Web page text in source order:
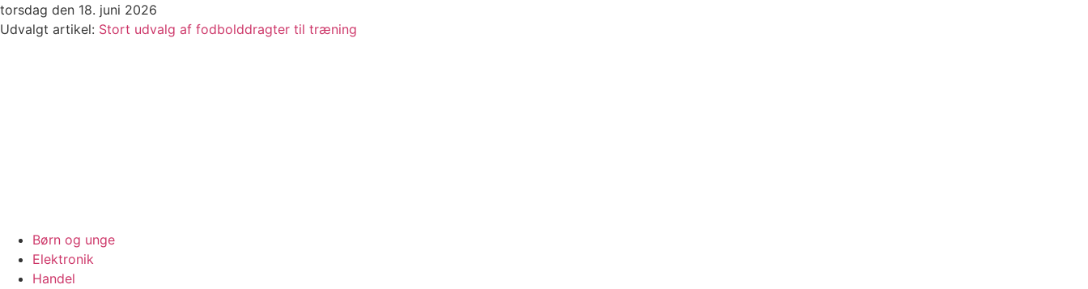
Videre
til
torsdag den 18. juni 2026
Udvalgt artikel: Stort udvalg af fodbolddragter til træning
Børn og unge
Elektronik
Handel